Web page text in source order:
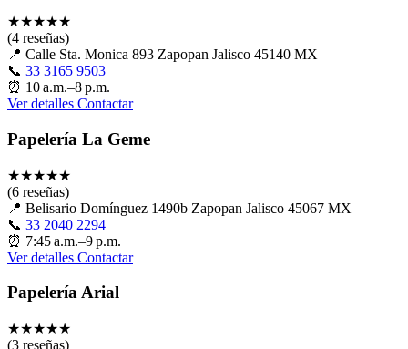
★★★★★
(4 reseñas)
📍 Calle Sta. Monica 893 Zapopan Jalisco 45140 MX
📞 33 3165 9503
⏰ 10 a.m.–8 p.m.
Ver detalles Contactar
Papelería La Geme
★★★★★
(6 reseñas)
📍 Belisario Domínguez 1490b Zapopan Jalisco 45067 MX
📞 33 2040 2294
⏰ 7:45 a.m.–9 p.m.
Ver detalles Contactar
Papelería Arial
★★★★★
(3 reseñas)